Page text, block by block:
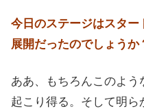
今日のステージはスタ
展開だったのでしょうか
ああ、もちろんこのよ
起こり得る。そして明